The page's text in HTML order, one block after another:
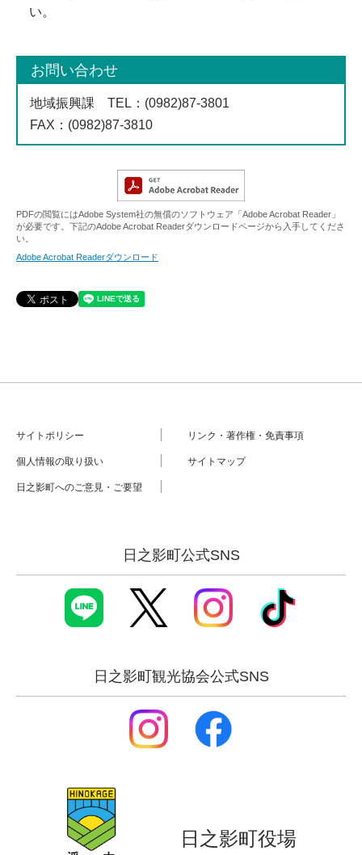
い。
お問い合わせ
地域振興課 TEL ：(0982)87-3801
FAX ：(0982)87-3810
PDFの閲覧にはAdobe System社の無償のソフトウェア「Adobe Acrobat Reader」
が必要です。下記のAdobe Acrobat Readerダウンロードページから入手してくださ
い。
Adobe Acrobat Readerダウンロード
サイトポリシー リンク・著作権・免責事項
個人情報の取り扱い サイトマップ
日之影町へのご意見・ご要望
日之影町公式SNS
日之影町観光協会公式SNS
日之影町役場